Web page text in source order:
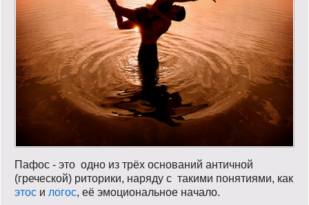
Философские размышления
Этот огромный мир!
Login
Пафос - это одно из трёх оснований античной
(греческой) риторики, наряду с такими понятиями, как
этос и логос, её эмоциональное начало.